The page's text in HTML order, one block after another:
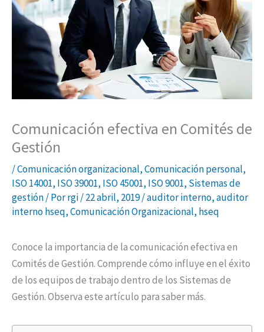
Comunicación efectiva en Comités de
Gestión
/Comunicación organizacional,Comunicación personal,
ISO 14001, ISO 39001, ISO 45001, ISO 9001, Sistemas de
gestión/ Porrgi/22 abril, 2019/auditor interno,auditor
interno hseq,Comunicación Organizacional, hseq
Conoce la importancia de la comunicación efectiva en
Comités de Gestión. Comprende cómo influye en el éxito
de los equipos de trabajo dentro de los Sistemas de
Gestión. Observa este artículo para saber más.